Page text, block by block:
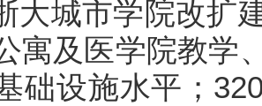
大城市学院改扩
寓及医学院教学
础设施水平；